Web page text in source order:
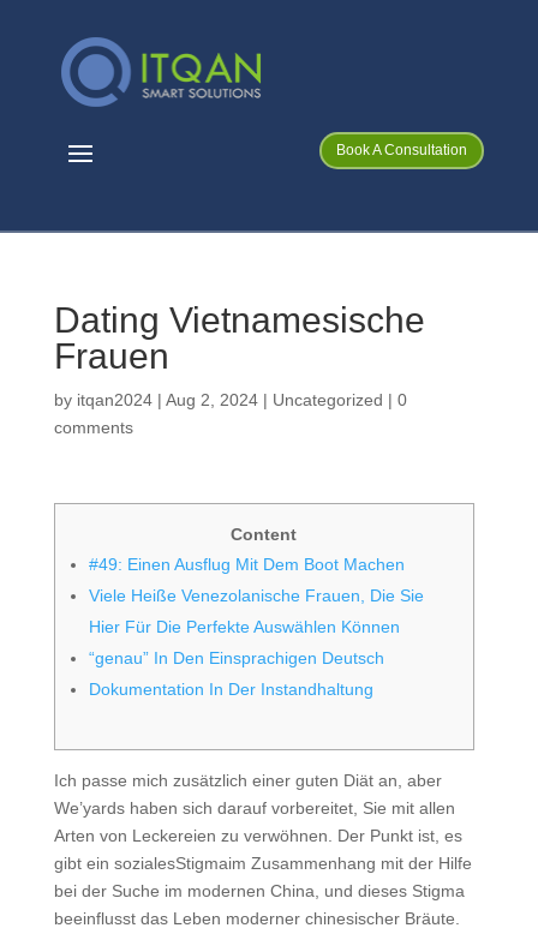
Book A Consultation
Dating Vietnamesische
Frauen
by itqan2024| Aug 2, 2024| Uncategorized | 0
comments
Content
#49: Einen Ausflug Mit Dem Boot Machen
Viele Heiße Venezolanische Frauen, Die Sie
Hier Für Die Perfekte Auswählen Können
“genau” In Den Einsprachigen Deutsch
Dokumentation In Der Instandhaltung
Ich passe mich zusätzlich einer guten Diät an, aber
We’yards haben sich darauf vorbereitet, Sie mit allen
Arten von Leckereien zu verwöhnen. Der Punkt ist, es
gibt ein sozialesStigmaim Zusammenhang mit der Hilfe
bei der Suche im modernen China, und dieses Stigma
beeinflusst das Leben moderner chinesischer Bräute.